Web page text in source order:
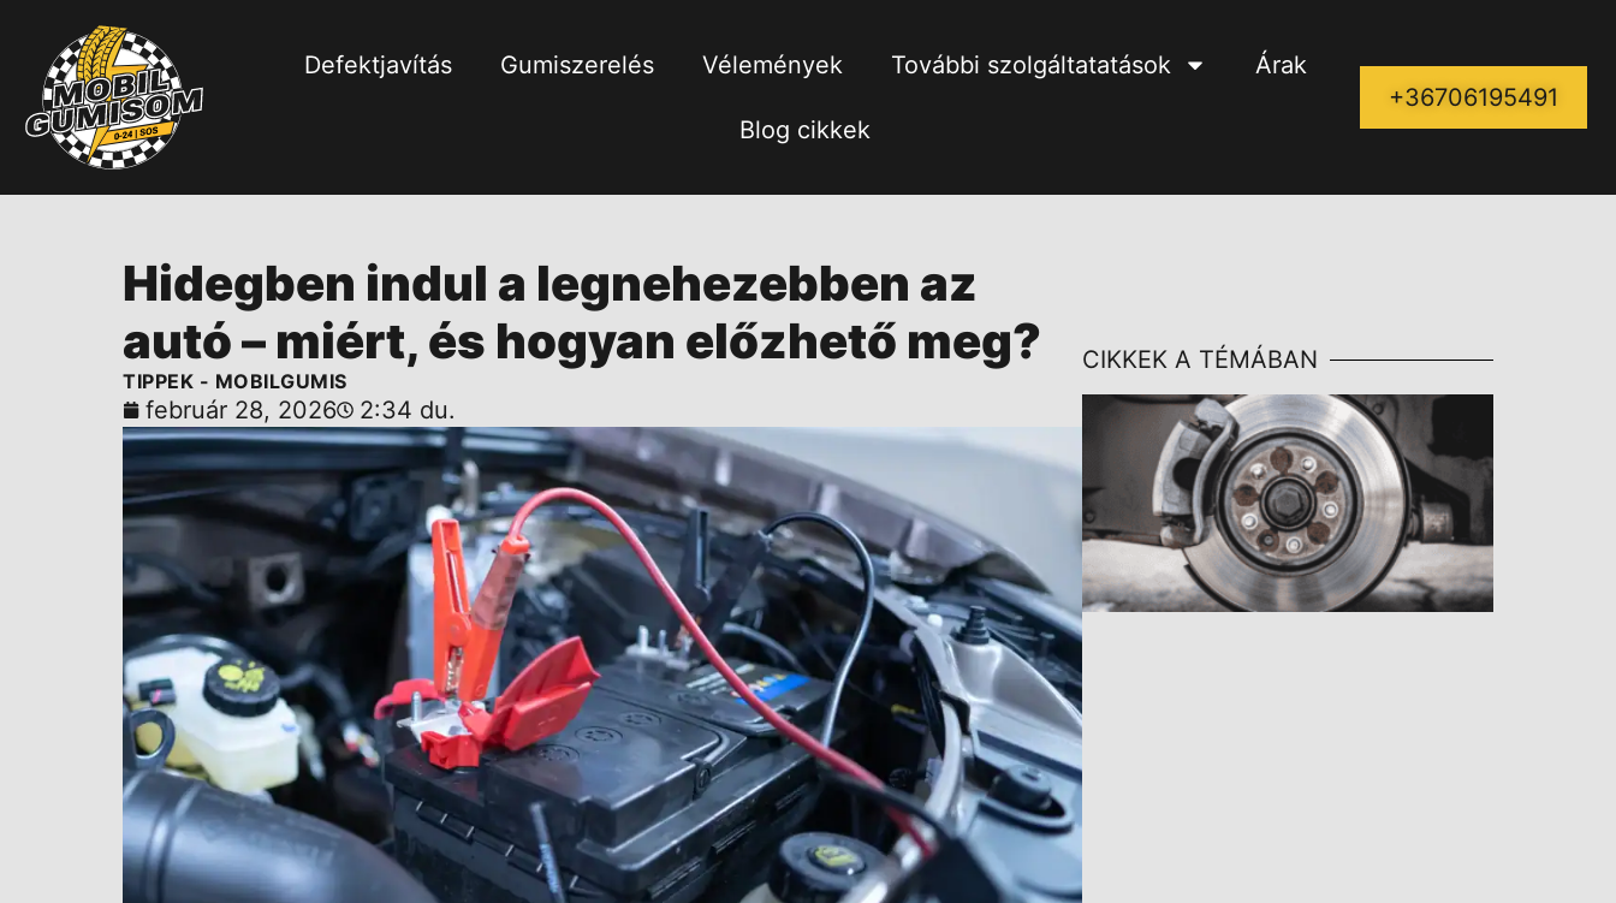
Defektjavítás Gumiszerelés Vélemények További szolgáltatatások Árak
Blog cikkek
+36706195491
Hidegben indul a legnehezebben az
autó – miért, és hogyan előzhető meg?
TIPPEK - MOBILGUMIS
február 28, 2026 2:34 du.
CIKKEK A TÉMÁBAN